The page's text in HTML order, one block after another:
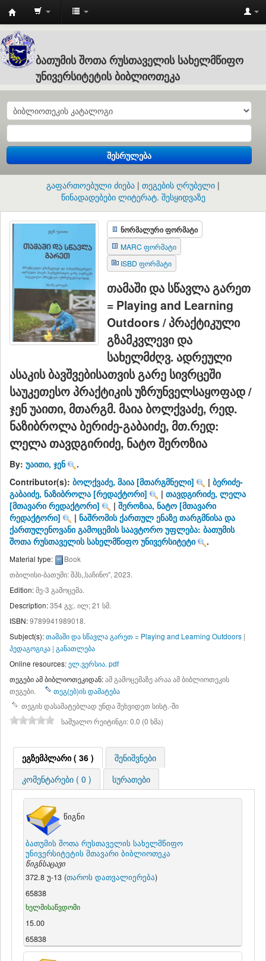
Batumi
Shota
Rustaveli
State
University
ბათუმის
შოთა
რუსთაველის
სახელმწიფო
უნივერსიტეტის
ბიბლიოთეკა
ბათუმის შოთა რუსთაველის სახელმწიფო
უნივერსიტეტის ბიბლიოთეკა
შესრულება
გაფართოებული ძიება თეგების ღრუბელი
წინადადებები ლიტერატ. შესყიდვაზე
ნორმალური ფორმატი
MARC ფორმატი
ISBD ფორმატი
თამაში და სწავლა გარეთ
= Playing and Learning
Outdoors / პრაქტიკული
გზამკვლევი და
სახელმძღვ. ადრეული
ასაკის ბავშვებისათვის გარე სივრცეში
საუკეთესო პრაქტიკის უზრუნველსაყოფად /
ჯენ უაითი, მთარგმ. მაია ბოლქვაძე, რედ.
ნაზიბროლა ბერიძე-გაბაიძე, მთ.რედ:
ლელა თავდგირიძე, ნატო შეროზია
By: უაითი, ჯენ
.
Contributor(s): ბოლქვაძე, მაია [მთარგმნელი] | ბერიძე-
გაბაიძე, ნაზიბროლა [რედაქტორი] | თავდგირიძე, ლელა
[მთავარი რედაქტორი]
| შეროზია, ნატო[მთავარი
რედაქტორი]
| ნაშრომის ქართულ ენაზე თარგმნისა და
ქართულენოვანი გამოცემის საავტორო უფლება: ბათუმის
შოთა რუსთაველის სახელმწიფო უნივერსიტეტი
.
Material type:
Book
თბილისი-ბათუმი: შპს,,საჩინო", 2023.
Edition:მე-3 გამოცემა.
Description:354 გვ;. ილ; 21 სმ.
ISBN:9789941989018.
Subject(s):თამაში და სწავლა გარეთ = Playing and Learning Outdoors |
პედაგოგიკა | განათლება
Online resources: ელ.ვერსია. pdf
თეგები ამ ბიბლიოთეკიდან:ამ გამოცემაზე არაა ამ ბიბლიოთეკის
თეგები.
თეგ(ებ)ის დამატება
თეგის დასამატებლად უნდა შეხვიდეთ სისტ.-ში
საშუალო რეიტინგი: 0.0 (0 ხმა)
ეგზემპლარი ( 36 )
შენიშვნები
კომენტარები ( 0 )
სურათები
წიგნი
ბათუმის შოთა რუსთაველის სახელმწიფო
უნივერსიტეტის მთავარი ბიბლიოთეკა
წიგნსაცავი
372.8 უ-13 (თაროს დათვალიერება)
65838
ხელმისაწვდომი
15.00
65838